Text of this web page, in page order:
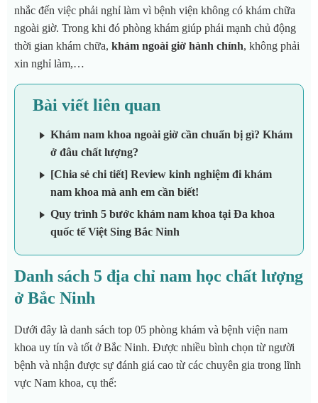
nhắc đến việc phải nghỉ làm vì bệnh viện không có khám chữa
ngoài giờ. Trong khi đó phòng khám giúp phái mạnh chủ động
thời gian khám chữa, khám ngoài giờ hành chính, không phải
xin nghỉ làm,…
Bài viết liên quan
Khám nam khoa ngoài giờ cần chuẩn bị gì? Khám
ở đâu chất lượng?
[Chia sẻ chi tiết] Review kinh nghiệm đi khám
nam khoa mà anh em cần biết!
Quy trình 5 bước khám nam khoa tại Đa khoa
quốc tế Việt Sing Bắc Ninh
Danh sách 5 địa chỉ nam học chất lượng
ở Bắc Ninh
Dưới đây là danh sách top 05 phòng khám và bệnh viện nam
khoa uy tín và tốt ở Bắc Ninh. Được nhiều bình chọn từ người
bệnh và nhận được sự đánh giá cao từ các chuyên gia trong lĩnh
vực Nam khoa, cụ thể: